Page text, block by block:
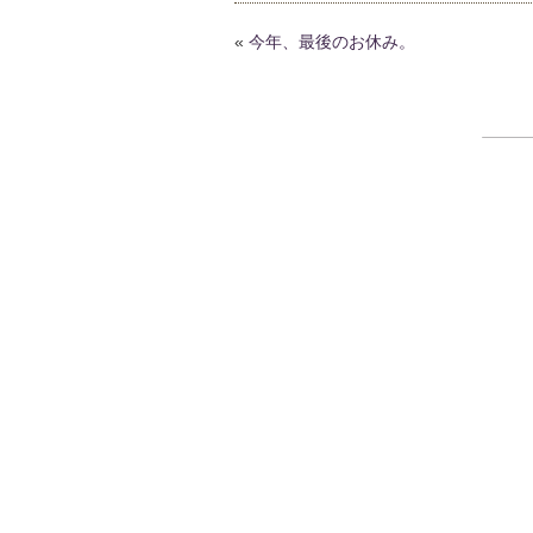
« 今年、最後のお休み。